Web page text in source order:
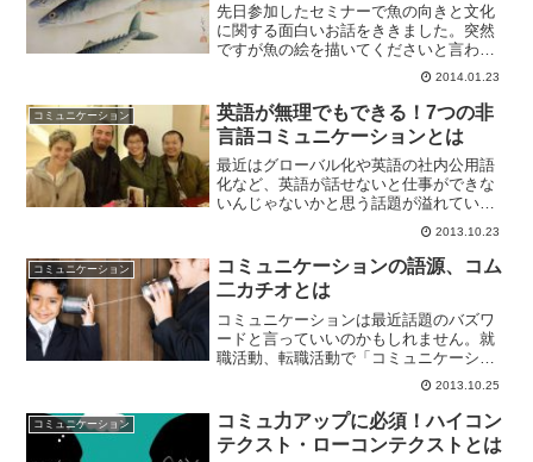
先日参加したセミナーで魚の向きと文化
に関する面白いお話をききました。突然
ですが魚の絵を描いてくださいと言われ
たら、あなたならどんな魚を描くでしょ
う？絵の上手下手は別として、ほとんど
の人が頭が左向きになっているような魚
の絵を描くことが分かって...
2014.01.23
コミュニケーション
英語が無理でもできる！7つの非
言語コミュニケーションとは
最近はグローバル化や英語の社内公用語
化など、英語が話せないと仕事ができな
いんじゃないかと思う話題が溢れていま
すね。今後ますます必要になってくる英
語でのコミュニケーション。英語を勉強
しなきゃまずいよな…と悩んでいる方も
多いかと思います。しかし...
2013.10.23
コミュニケーション
コミュニケーションの語源、コム
二カチオとは
コミュニケーションは最近話題のバズワ
ードと言っていいのかもしれません。就
職活動、転職活動で「コミュニケーショ
ン力（りょく）」なるものがいつも取り
ざたにされています。しかし、「コミュ
ニケーションってそもそも何だろう？」
と考えるとよく分からない...
2013.10.25
コミュニケーション
コミュ力アップに必須！ハイコン
テクスト・ローコンテクストとは